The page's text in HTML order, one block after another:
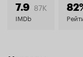
7.9 87K
IMDb